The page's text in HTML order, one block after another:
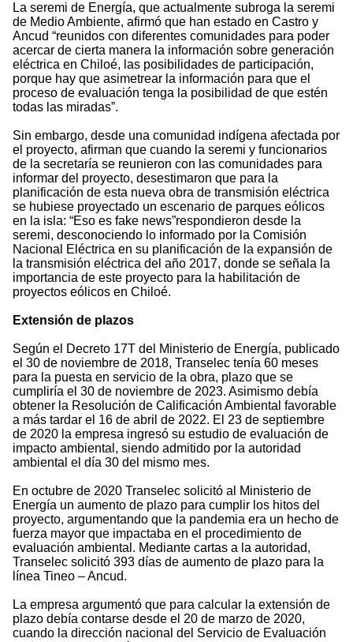
La seremi de Energía, que actualmente subroga la seremi
de Medio Ambiente, afirmó que han estado en Castro y
Ancud “reunidos con diferentes comunidades para poder
acercar de cierta manera la información sobre generación
eléctrica en Chiloé, las posibilidades de participación,
porque hay que asimetrear la información para que el
proceso de evaluación tenga la posibilidad de que estén
todas las miradas”.
Sin embargo, desde una comunidad indígena afectada por
el proyecto, afirman que cuando la seremi y funcionarios
de la secretaría se reunieron con las comunidades para
informar del proyecto, desestimaron que para la
planificación de esta nueva obra de transmisión eléctrica
se hubiese proyectado un escenario de parques eólicos
en la isla: “Eso es fake news”respondieron desde la
seremi, desconociendo lo informado por la Comisión
Nacional Eléctrica en su planificación de la expansión de
la transmisión eléctrica del año 2017, donde se señala la
importancia de este proyecto para la habilitación de
proyectos eólicos en Chiloé.
Extensión de plazos
Según el Decreto 17T del Ministerio de Energía, publicado
el 30 de noviembre de 2018, Transelec tenía 60 meses
para la puesta en servicio de la obra, plazo que se
cumpliría el 30 de noviembre de 2023. Asimismo debía
obtener la Resolución de Calificación Ambiental favorable
a más tardar el 16 de abril de 2022. El 23 de septiembre
de 2020 la empresa ingresó su estudio de evaluación de
impacto ambiental, siendo admitido por la autoridad
ambiental el día 30 del mismo mes.
En octubre de 2020 Transelec solicitó al Ministerio de
Energía un aumento de plazo para cumplir los hitos del
proyecto, argumentando que la pandemia era un hecho de
fuerza mayor que impactaba en el procedimiento de
evaluación ambiental. Mediante cartas a la autoridad,
Transelec solicitó 393 días de aumento de plazo para la
línea Tineo – Ancud.
La empresa argumentó que para calcular la extensión de
plazo debía contarse desde el 20 de marzo de 2020,
cuando la dirección nacional del Servicio de Evaluación